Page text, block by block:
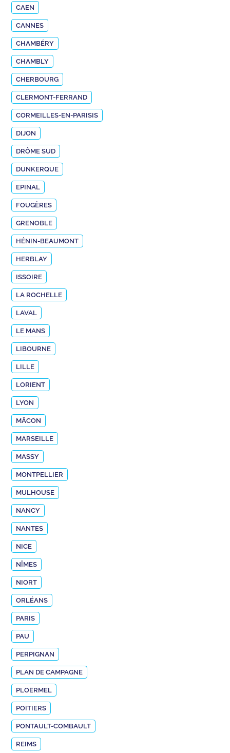
CAEN
CANNES
CHAMBÉRY
CHAMBLY
CHERBOURG
CLERMONT-FERRAND
CORMEILLES-EN-PARISIS
DIJON
DRÔME SUD
DUNKERQUE
EPINAL
FOUGÈRES
GRENOBLE
HÉNIN-BEAUMONT
HERBLAY
ISSOIRE
LA ROCHELLE
LAVAL
LE MANS
LIBOURNE
LILLE
LORIENT
LYON
MÂCON
MARSEILLE
MASSY
MONTPELLIER
MULHOUSE
NANCY
NANTES
NICE
NÎMES
NIORT
ORLÉANS
PARIS
PAU
PERPIGNAN
PLAN DE CAMPAGNE
PLOËRMEL
POITIERS
PONTAULT-COMBAULT
REIMS